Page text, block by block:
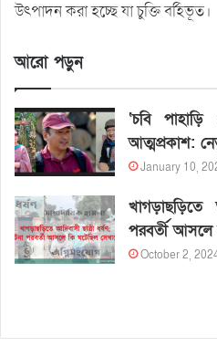
উৎপাদন করা হচ্ছে যা চুক্তি বর্হিভূত।
আরো পড়ুন
‘চবি
আত্মপ্রকাশ:
January 10,
খাগড়াছড়িতে
পরবর্তী আসলে
October 2,